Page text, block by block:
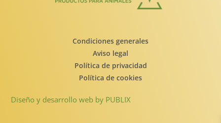
Condiciones generales
Aviso legal
Política de privacidad
Política de cookies
Diseño y desarrollo web by PUBLIX